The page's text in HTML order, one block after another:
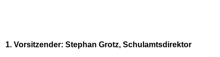
1. Vorsitzender: Stephan Grotz, Schulamtsdirektor